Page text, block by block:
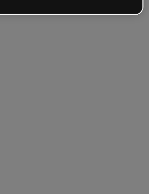
Hast du dein Passwort vergessen?